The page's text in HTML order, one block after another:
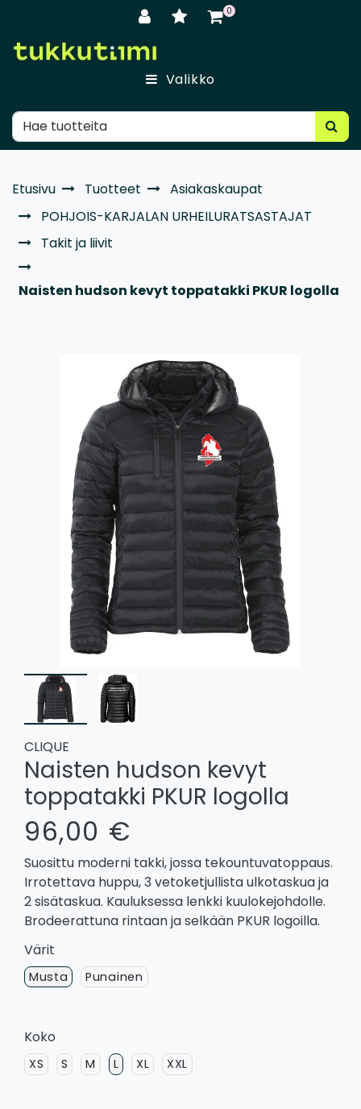
0
Valikko
Etusivu Tuotteet
Asiakaskaupat
POHJOIS-KARJALAN URHEILURATSASTAJAT
Takit ja liivit
Naisten hudson kevyt toppatakki PKUR logolla
CLIQUE
Naisten hudson kevyt
toppatakki PKUR logolla
96,00 €
Suosittu moderni takki, jossa tekountuvatoppaus.
Irrotettava huppu, 3 vetoketjullista ulkotaskua ja
2 sisätaskua. Kauluksessa lenkki kuulokejohdolle.
Brodeerattuna rintaan ja selkään PKUR logoilla.
Värit
Musta Punainen
Koko
XS S M L XL XXL